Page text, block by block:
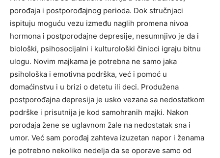
porođaja i postporođajnog perioda. Dok stručnjaci
ispituju moguću vezu između naglih promena nivoa
hormona i postporođajne depresije, nesumnjivo je da i
biološki, psihosocijalni i kulturološki činioci igraju bitnu
ulogu. Novim majkama je potrebna ne samo jaka
psihološka i emotivna podrška, već i pomoć u
domaćinstvu i u brizi o detetu ili deci. Produžena
postporođajna depresija je usko vezana sa nedostatkom
podrške i prisutnija je kod samohranih majki. Nakon
porođaja žene se uglavnom žale na nedostatak sna i
umor. Već sam porođaj zahteva izuzetan napor i ženama
je potrebno nekoliko nedelja da se oporave samo od